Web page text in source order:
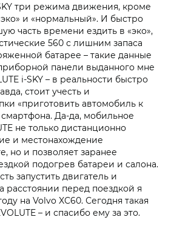
три режима движения, кроме
и «нормальный». И быстро
часть времени ездить в «эко»,
560 с лишним запаса
батарее – такие данные
панели выданного мне
i‑SKY – в реальности быстро
стоит учесть и
«приготовить автомобиль к
смартфона. Да-да, мобильное
не только дистанционно
и местонахождение
но и позволяет заранее
подогрев батареи и салона.
запустить двигатель и
расстоянии перед поездкой я
на Volvo XC60. Сегодня такая
– и спасибо ему за это.